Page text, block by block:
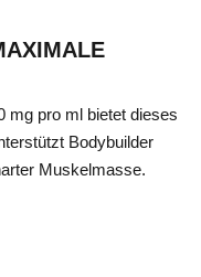
mg pro ml bietet dieses
Bodybuilder
Muskelmasse.